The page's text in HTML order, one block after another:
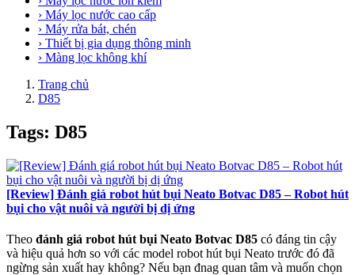
› Máy lọc nước cao cấp
› Máy rửa bát, chén
› Thiết bị gia dụng thông minh
› Màng lọc không khí
Trang chủ
D85
Tags: D85
[Review] Đánh giá robot hút bụi Neato Botvac D85 – Robot hút
bụi cho vật nuôi và người bị dị ứng
Theo đánh giá robot hút bụi Neato Botvac D85 có đáng tin cậy
và hiệu quả hơn so với các model robot hút bụi Neato trước đó đã
ngừng sản xuất hay không? Nếu bạn đnag quan tâm và muốn chọn